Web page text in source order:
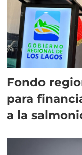
Fondo
para
a la